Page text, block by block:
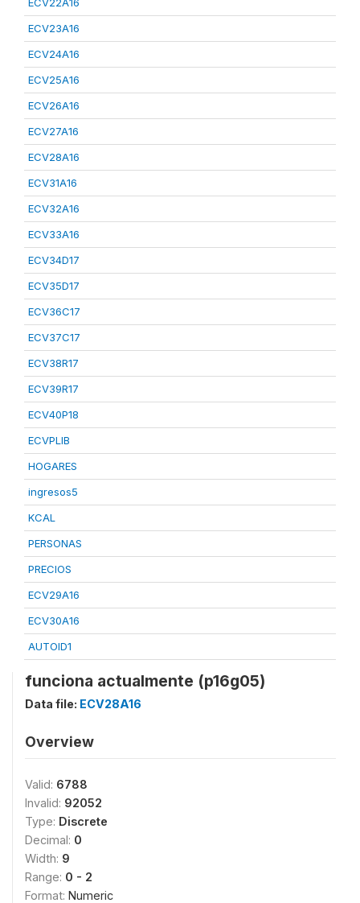
ECV23A16
ECV24A16
ECV25A16
ECV26A16
ECV27A16
ECV28A16
ECV31A16
ECV32A16
ECV33A16
ECV34D17
ECV35D17
ECV36C17
ECV37C17
ECV38R17
ECV39R17
ECV40P18
ECVPLIB
HOGARES
ingresos5
KCAL
PERSONAS
PRECIOS
ECV29A16
ECV30A16
AUTOID1
funciona actualmente (p16g05)
Data file: ECV28A16
Overview
Valid: 6788
Invalid: 92052
Type: Discrete
Decimal: 0
Width: 9
Range: 0 - 2
Format: Numeric